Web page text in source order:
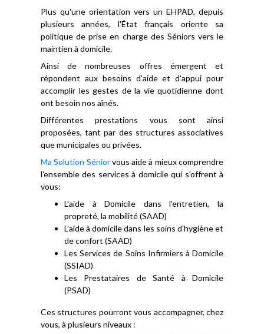
Plus qu'une orientation vers un EHPAD, depuis
plusieurs années, l'État français oriente sa
politique de prise en charge des Séniors vers le
maintien à domicile.
Ainsi de nombreuses offres émergent et
répondent aux besoins d'aide et d'appui pour
accomplir les gestes de la vie quotidienne dont
ont besoin nos aînés.
Différentes prestations vous sont ainsi
proposées, tant par des structures associatives
que municipales ou privées.
Ma Solution Séniorvous aide à mieux comprendre
l'ensemble des services à domicile qui s'offrent à
vous:
L'aide à Domicile dans l'entretien, la
propreté, la mobilité (SAAD)
L'aide à domicile dans les soins d'hygiène et
de confort (SAAD)
Les Services de Soins Infirmiers à Domicile
(SSIAD)
Les Prestataires de Santé à Domicile
(PSAD)
Ces structures pourront vous accompagner, chez
vous, à plusieurs niveaux :